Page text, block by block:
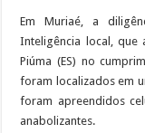
Em Muriaé, a
Inteligência local, que
Piúma (ES) no
foram localizados em
foram apreendidos
anabolizantes.